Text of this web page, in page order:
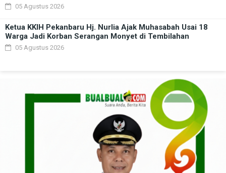
05 Agustus 2026
Ketua KKIH Pekanbaru Hj. Nurlia Ajak Muhasabah Usai 18
Warga Jadi Korban Serangan Monyet di Tembilahan
05 Agustus 2026